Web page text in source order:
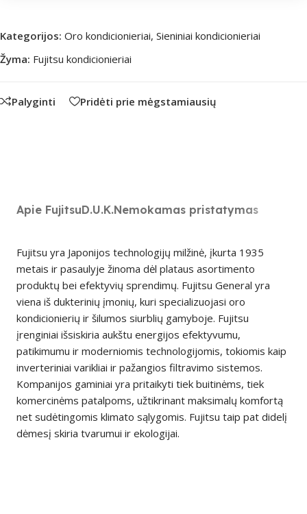
Kategorijos: Oro kondicionieriai, Sieniniai kondicionieriai
Žyma: Fujitsu kondicionieriai
Palyginti Pridėti prie mėgstamiausių
Apie FujitsuD.U.K.Nemokamas pristatymas
Fujitsu yra Japonijos technologijų milžinė, įkurta 1935
metais ir pasaulyje žinoma dėl plataus asortimento
produktų bei efektyvių sprendimų. Fujitsu General yra
viena iš dukterinių įmonių, kuri specializuojasi oro
kondicionierių ir šilumos siurblių gamyboje. Fujitsu
įrenginiai išsiskiria aukštu energijos efektyvumu,
patikimumu ir moderniomis technologijomis, tokiomis kaip
inverteriniai varikliai ir pažangios filtravimo sistemos.
Kompanijos gaminiai yra pritaikyti tiek buitinėms, tiek
komercinėms patalpoms, užtikrinant maksimalų komfortą
net sudėtingomis klimato sąlygomis. Fujitsu taip pat didelį
dėmesį skiria tvarumui ir ekologijai.